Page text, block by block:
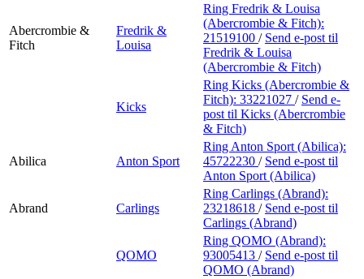
Abercrombie &
Fitch
Fredrik &
Louisa
Ring Fredrik & Louisa
(Abercrombie & Fitch):
21519100 / Send e-post til
Fredrik & Louisa
(Abercrombie & Fitch)
Kicks
Ring Kicks (Abercrombie &
Fitch): 33221027 / Send e-
post til Kicks (Abercrombie
& Fitch)
Abilica Anton Sport
Ring Anton Sport (Abilica):
45722230 / Send e-post til
Anton Sport (Abilica)
Abrand Carlings
Ring Carlings (Abrand):
23218618 / Send e-post til
Carlings (Abrand)
QOMO
Ring QOMO (Abrand):
93005413 / Send e-post til
QOMO (Abrand)